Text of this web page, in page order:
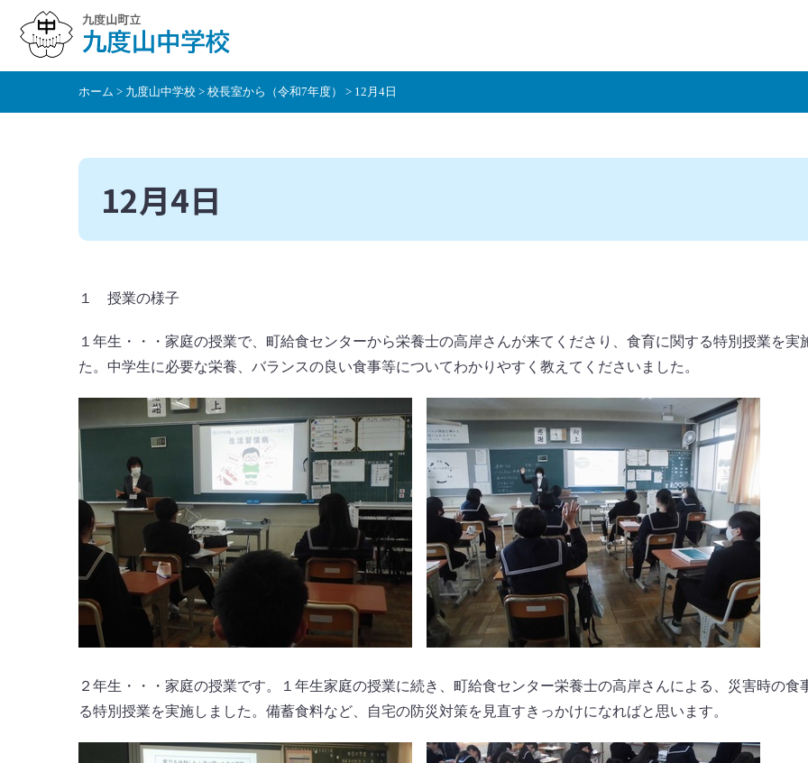
動
ホーム > 九度山中学校 > 校長室から（令和7年度） > 12月4日
12月4日
１ 授業の様子
１年生・・・家庭の授業で、町給食センターから栄養士の高岸さんが来てくださり、食育に関する特別授業を実
た。中学生に必要な栄養、バランスの良い食事等についてわかりやすく教えてくださいました。
２年生・・・家庭の授業です。１年生家庭の授業に続き、町給食センター栄養士の高岸さんによる、災害時の食
る特別授業を実施しました。備蓄食料など、自宅の防災対策を見直すきっかけになればと思います。